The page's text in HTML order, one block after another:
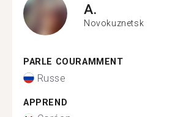
A.
Novokuznetsk
PARLE COURAMMENT
Russe
APPREND